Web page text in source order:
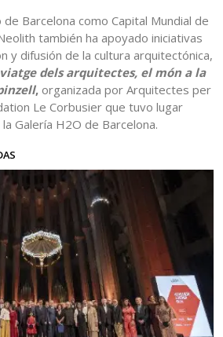
Barcelona como Capital Mundial de
también ha apoyado iniciativas
y difusión de la cultura arquitectónica,
dels arquitectes, el món a la
, organizada por Arquitectes per
Le Corbusier que tuvo lugar
Galería H2O de Barcelona.